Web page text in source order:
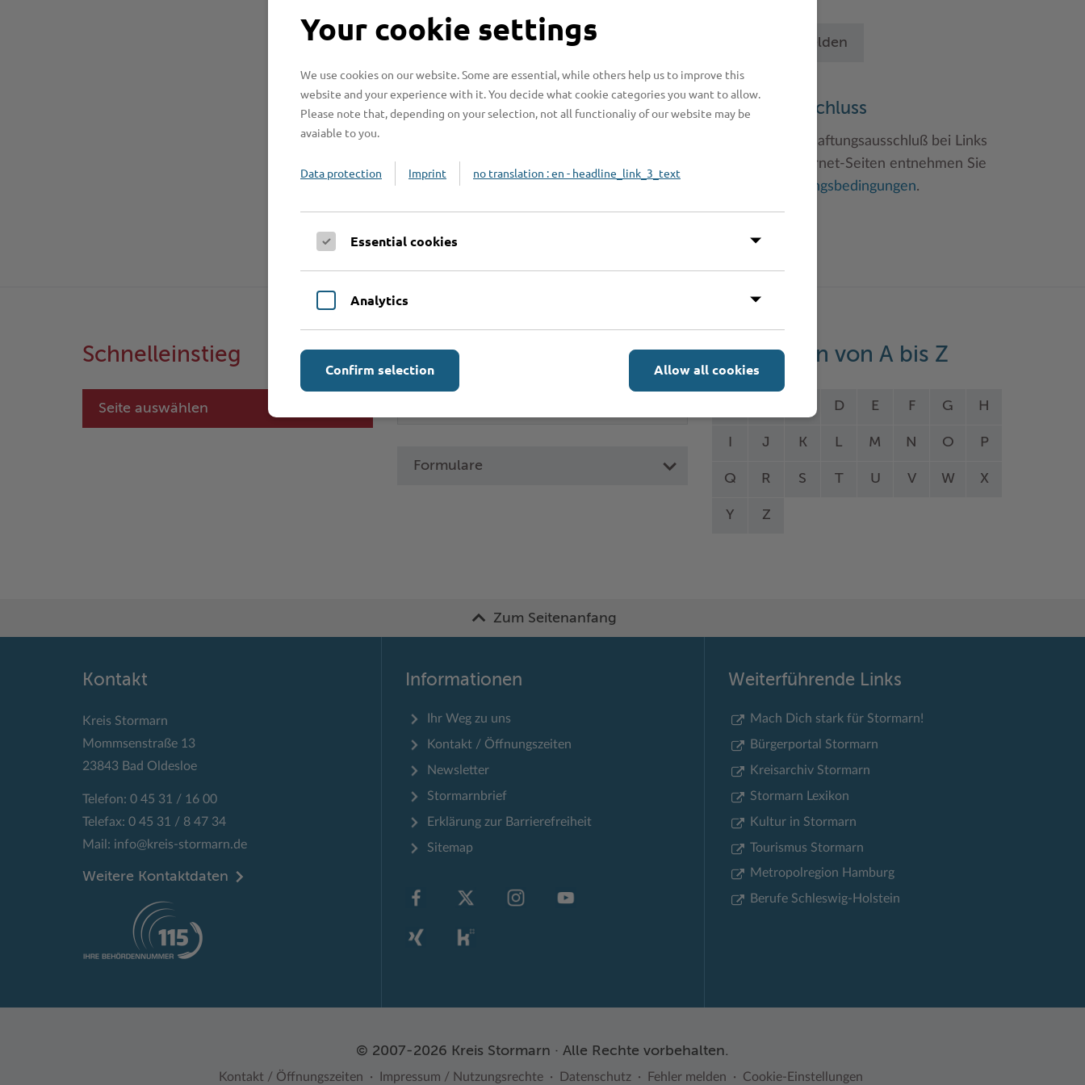
Betrieb anmelden
Haftungsauschluss
Hinweise zum Haftungsausschluß bei Links
zu anderen Internet-Seiten entnehmen Sie
Nutzungsbedingungen.
Schnelleinstieg
Seite auswählen
Online-Services
Formulare
Leistungen von A bis Z
D E F G H
J K L M N O P
Q R S T U V W X
Y Z
Zum Seitenanfang
Kontakt
Kreis Stormarn
Mommsenstraße 13
23843 Bad Oldesloe
Telefon: 0 45 31 / 16 00
Telefax: 0 45 31 / 8 47 34
Mail: info@kreis-stormarn.de
Weitere Kontaktdaten
Informationen
Ihr Weg zu uns
Kontakt / Öffnungszeiten
Newsletter
Stormarnbrief
Erklärung zur Barrierefreiheit
Sitemap
Weiterführende Links
Mach Dich stark für Stormarn!
Bürgerportal Stormarn
Kreisarchiv Stormarn
Stormarn Lexikon
Kultur in Stormarn
Tourismus Stormarn
Metropolregion Hamburg
Berufe Schleswig-Holstein
© 2007-2026 Kreis Stormarn · Alle Rechte vorbehalten.
Kontakt / Öffnungszeiten Impressum / Nutzungsrechte Datenschutz Fehler melden Cookie-Einstellungen
Your cookie settings
We use cookies on our website. Some are essential, while others help us to improve this
website and your experience with it. You decide what cookie categories you want to allow.
Please note that, depending on your selection, not all functionaliy of our website may be
avaiable to you.
Data protection Imprint no translation : en - headline_link_3_text
Essential cookies
Analytics
Allow all cookies
Confirm selection